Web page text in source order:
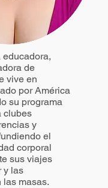
de
vive en
por América
su programa
clubes
y
el
corporal
sus viajes
y las
las masas.